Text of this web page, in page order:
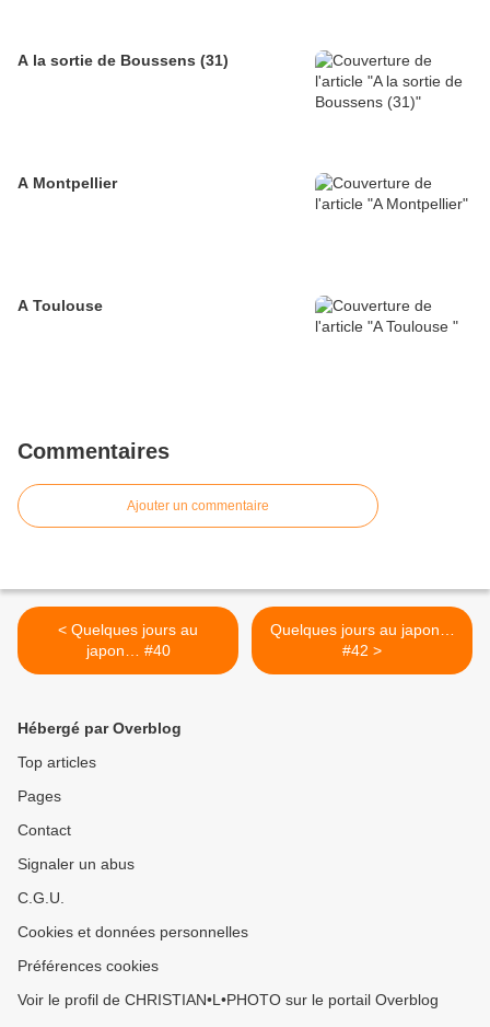
A la sortie de Boussens (31)
A Montpellier
A Toulouse
Commentaires
Ajouter un commentaire
< Quelques jours au
japon… #40
Quelques jours au japon…
#42 >
Hébergé par Overblog
Top articles
Pages
Contact
Signaler un abus
C.G.U.
Cookies et données personnelles
Préférences cookies
Voir le profil de CHRISTIAN•L•PHOTO sur le portail Overblog